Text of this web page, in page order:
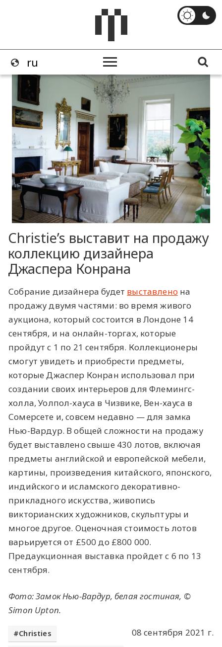
Christie’s выставит на продажу
коллекцию дизайнера
Джаспера Конрана
Собрание дизайнера будет выставленона
продажу двумя частями: во время живого
аукциона, который состоится в Лондоне 14
сентября, и на онлайн-торгах, которые
пройдут с 1 по 21 сентября. Коллекционеры
смогут увидеть и приобрести предметы,
которые Джаспер Конран использовал при
создании своих интерьеров для Флемингс-
холла, Уолпол-хауса в Чизвике, Вен-хауса в
Сомерсете и, совсем недавно — для замка
Нью-Вардур. В общей сложности на продажу
будет выставлено свыше 430 лотов, включая
предметы английской и европейской мебели,
картины, произведения китайского, японского,
индийского и исламского декоративно-
прикладного искусства, живопись
викторианских художников, скульптуры и
многое другое. Оценочная стоимость лотов
варьируется от £500 до £800 000.
Предаукционная выставка пройдет с 6 по 13
сентября.
Фото: Замок Нью-Вардур, белая гостиная, ©
Simon Upton.
08 сентября 2021 г.
Christies